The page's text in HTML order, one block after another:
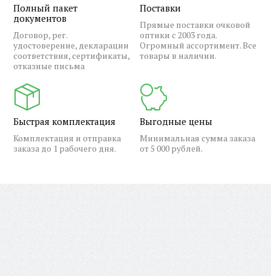
Полный пакет
документов
Договор, рег.
удостоверение, декларации
соответствия, сертификаты,
отказные письма
Поставки
Прямые поставки очковой
оптики с 2003 года.
Огромный ассортимент. Все
товары в наличии.
Быстрая комплектация
Комплектация и отправка
заказа до 1 рабочего дня.
Выгодные цены
Минимальная сумма заказа
от 5 000 рублей.